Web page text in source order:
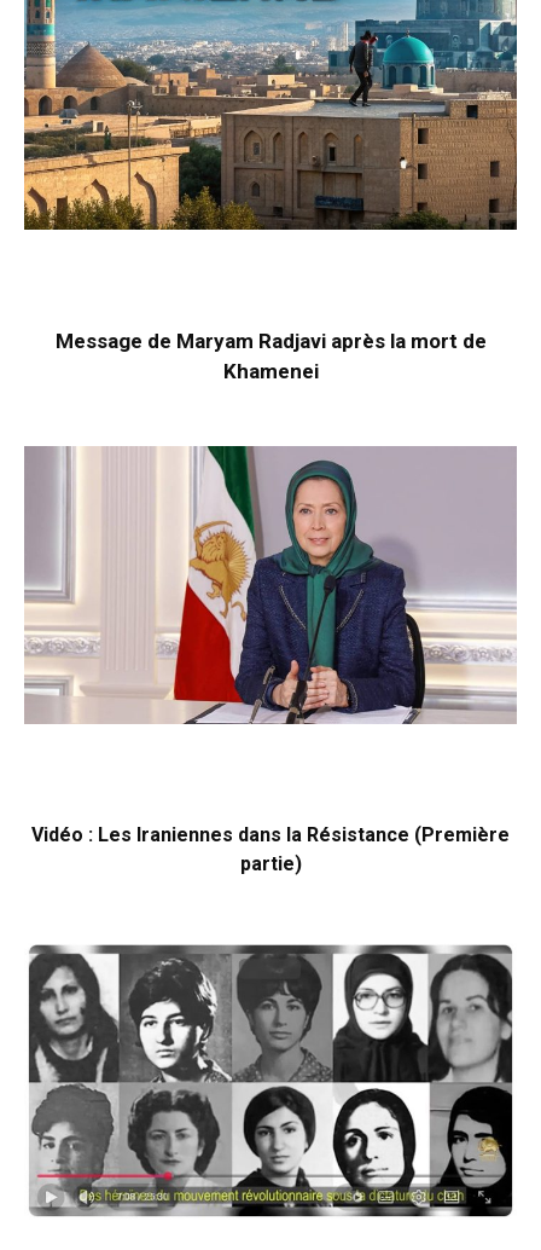
Message de Maryam Radjavi après la mort de
Khamenei
Vidéo : Les Iraniennes dans la Résistance (Première
partie)